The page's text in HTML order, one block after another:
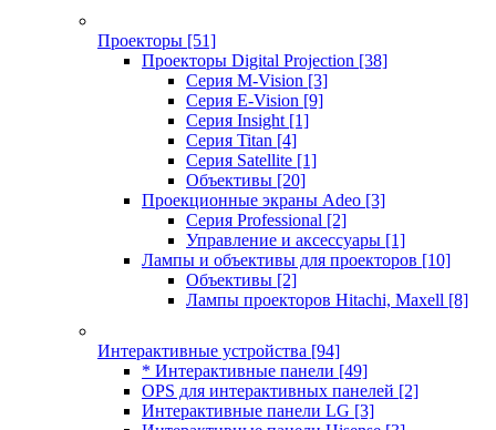
Проекторы [51]
Проекторы Digital Projection [38]
Серия M-Vision [3]
Серия E-Vision [9]
Серия Insight [1]
Серия Titan [4]
Серия Satellite [1]
Объективы [20]
Проекционные экраны Adeo [3]
Серия Professional [2]
Управление и аксессуары [1]
Лампы и объективы для проекторов [10]
Объективы [2]
Лампы проекторов Hitachi, Maxell [8]
Интерактивные устройства [94]
* Интерактивные панели [49]
OPS для интерактивных панелей [2]
Интерактивные панели LG [3]